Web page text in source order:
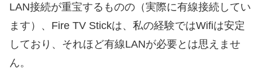
LAN接続が重宝するものの（実際に有線接続してい
ます）、Fire TV Stickは、私の経験ではWifiは安定
しており、それほど有線LANが必要とは思えませ
ん。